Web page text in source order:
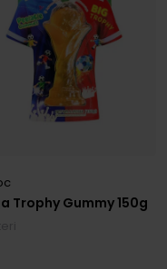
Trophy Gummy 150g